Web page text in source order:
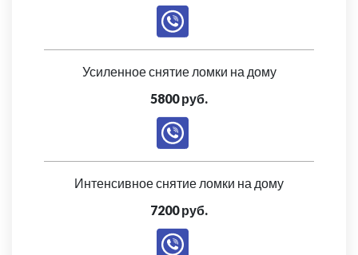
Усиленное снятие ломки на дому
5800 руб.
Интенсивное снятие ломки на дому
7200 руб.